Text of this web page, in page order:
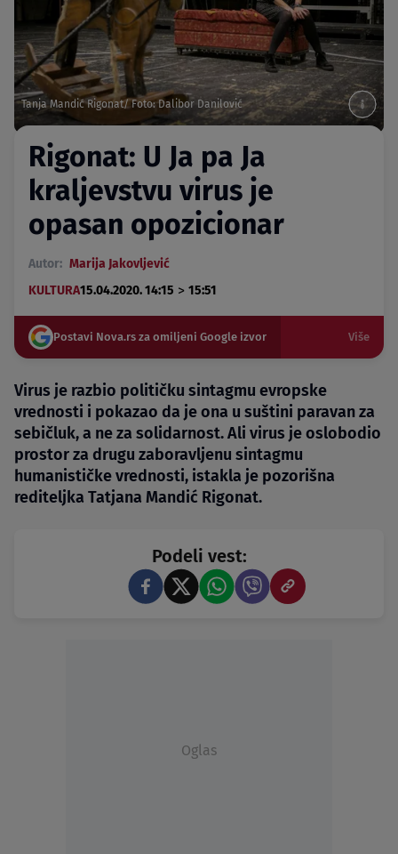
Tanja Mandić Rigonat/ Foto: Dalibor Danilović
Rigonat: U Ja pa Ja
kraljevstvu virus je
opasan opozicionar
Autor: Marija Jakovljević
KULTURA15.04.2020. 14:15 > 15:51
Postavi Nova.rs za omiljeni Google izvor Više
Virus je razbio političku sintagmu evropske
vrednosti i pokazao da je ona u suštini paravan za
sebičluk, a ne za solidarnost. Ali virus je oslobodio
prostor za drugu zaboravljenu sintagmu
humanističke vrednosti, istakla je pozorišna
rediteljka Tatjana Mandić Rigonat.
Podeli vest:
Oglas